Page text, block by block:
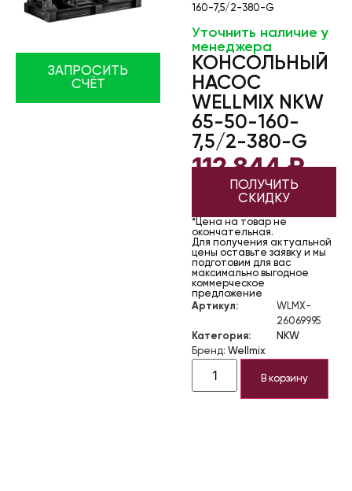
ЗАПРОСИТЬ
СЧЁТ
160-7,5/2-380-G
Уточнить наличие у
менеджера
КОНСОЛЬНЫЙ
НАСОС
WELLMIX NKW
65-50-160-
7,5/2-380-G
112 844₽
ПОЛУЧИТЬ
СКИДКУ
*Цена на товар не
окончательная.
Для получения актуальной
цены оставьте заявку и мы
подготовим для вас
максимально выгодное
коммерческое
предложение
Артикул:
WLMX-
26069995
Категория:
NKW
Бренд: Wellmix
В корзину